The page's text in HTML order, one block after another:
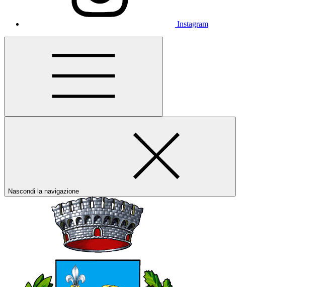
Instagram
Nascondi la navigazione